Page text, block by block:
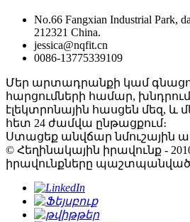
No.66 Fangxian Industrial Park,
212321 China.
jessica@nqfit.cn
0086-13775339109
Մեր արտադրանքի կամ
հարցումների համար, խնդրում
էլեկտրոնային հասցեն մեզ, և
հետ 24 ժամվա ընթացքում։
Ստացեք անվճար նմուշային
© Հեղինակային իրավունք -
իրավունքները պաշտպանված